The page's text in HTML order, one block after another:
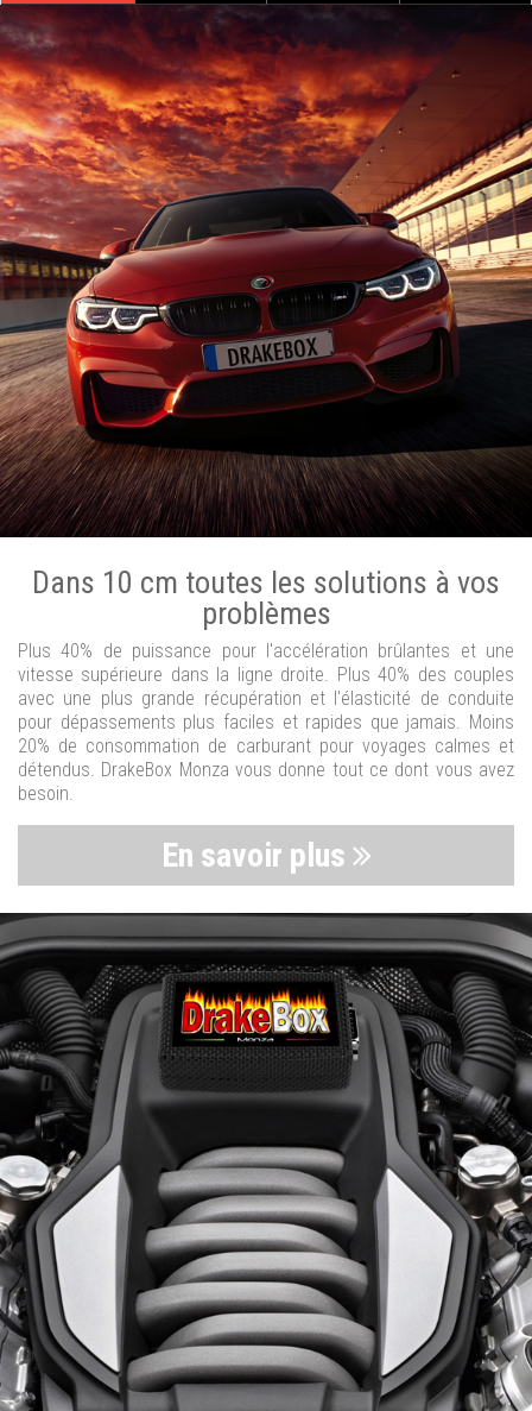
Dans 10 cm toutes les solutions à vos
problèmes
Plus 40% de puissance pour l'accélération brûlantes et une
vitesse supérieure dans la ligne droite. Plus 40% des couples
avec une plus grande récupération et l'élasticité de conduite
pour dépassements plus faciles et rapides que jamais. Moins
20% de consommation de carburant pour voyages calmes et
détendus. DrakeBox Monza vous donne tout ce dont vous avez
besoin.
En savoir plus